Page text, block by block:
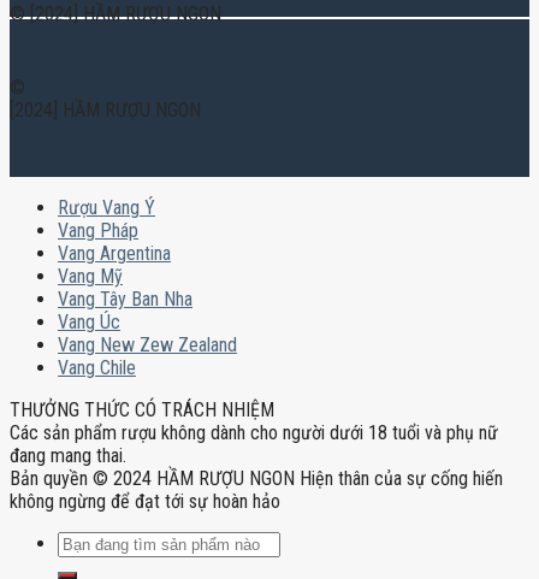
© [2024] HẦM RƯỢU NGON
©
[2024] HẦM RƯỢU NGON
Rượu Vang Ý
Vang Pháp
Vang Argentina
Vang Mỹ
Vang Tây Ban Nha
Vang Úc
Vang New Zew Zealand
Vang Chile
THƯỞNG THỨC CÓ TRÁCH NHIỆM
Các sản phẩm rượu không dành cho người dưới 18 tuổi và phụ nữ
đang mang thai.
Bản quyền © 2024 HẦM RƯỢU NGON Hiện thân của sự cống hiến
không ngừng để đạt tới sự hoàn hảo
Tìm